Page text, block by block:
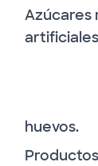
Azúcares
huevos.